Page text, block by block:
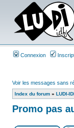
Connexion
Voir les messages sans
Index du forum » LUDI-
Promo pas